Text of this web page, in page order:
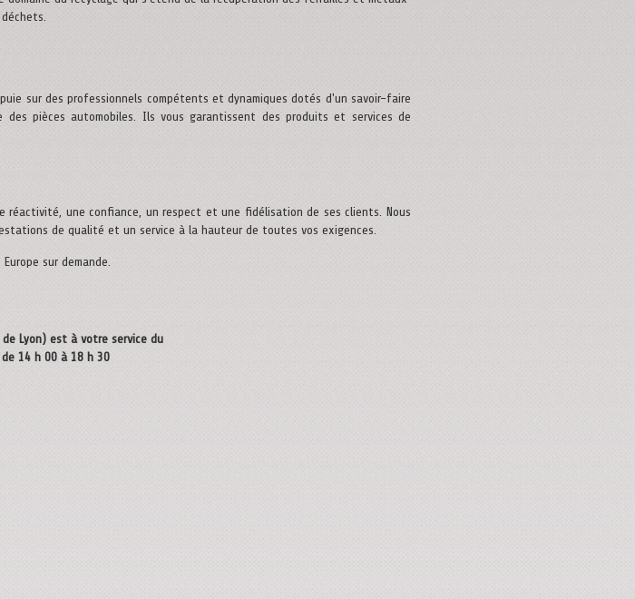
sur des professionnels compétents et dynamiques dotés d'un savoir-faire
des pièces automobiles. Ils vous garantissent des produits et services de
réactivité, une confiance, un respect et une fidélisation de ses clients. Nous
de qualité et un service à la hauteur de toutes vos exigences.
sur demande.
de Lyon) est à votre service du
14 h 00 à 18 h 30